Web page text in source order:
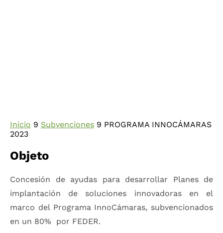
Inicio 9 Subvenciones 9 PROGRAMA INNOCÁMARAS
2023
Objeto
Concesión de ayudas para desarrollar Planes de
implantación de soluciones innovadoras en el
marco del Programa InnoCámaras, subvencionados
en un 80% por FEDER.